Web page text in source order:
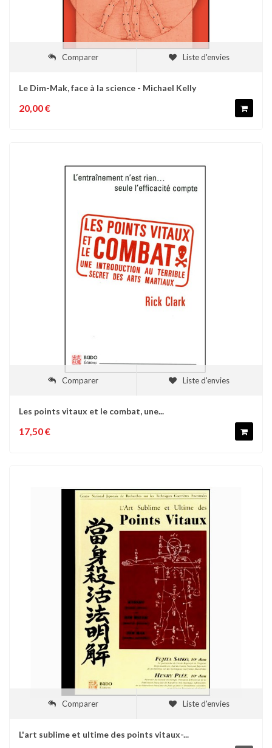
Comparer Liste d'envies
Le Dim-Mak, face à la science - Michael Kelly
20,00 €
Comparer Liste d'envies
Les points vitaux et le combat, une...
17,50 €
Comparer Liste d'envies
L'art sublime et ultime des points vitaux-...